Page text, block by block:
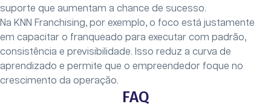
suporte que aumentam a chance de sucesso.
Na KNN Franchising, por exemplo, o foco está justamente
em capacitar o franqueado para executar com padrão,
consistência e previsibilidade. Isso reduz a curva de
aprendizado e permite que o empreendedor foque no
crescimento da operação.
FAQ